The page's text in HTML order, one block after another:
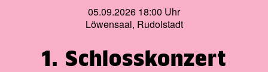
05.09.2026 18:00 Uhr
Löwensaal, Rudolstadt
1. Schlosskonzert